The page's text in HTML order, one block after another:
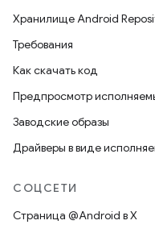
Хранилище Android
Требования
Как скачать код
Предпросмотр
Заводские образы
Драйверы в виде
СОЦСЕТИ
Страница @Android в X